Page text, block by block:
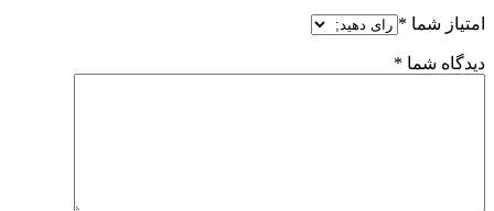
امتیاز شما *
دیدگاه شما *